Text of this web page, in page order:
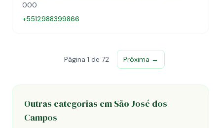
000
+5512988399866
Página 1 de 72 Próxima →
Outras categorias em São José dos
Campos